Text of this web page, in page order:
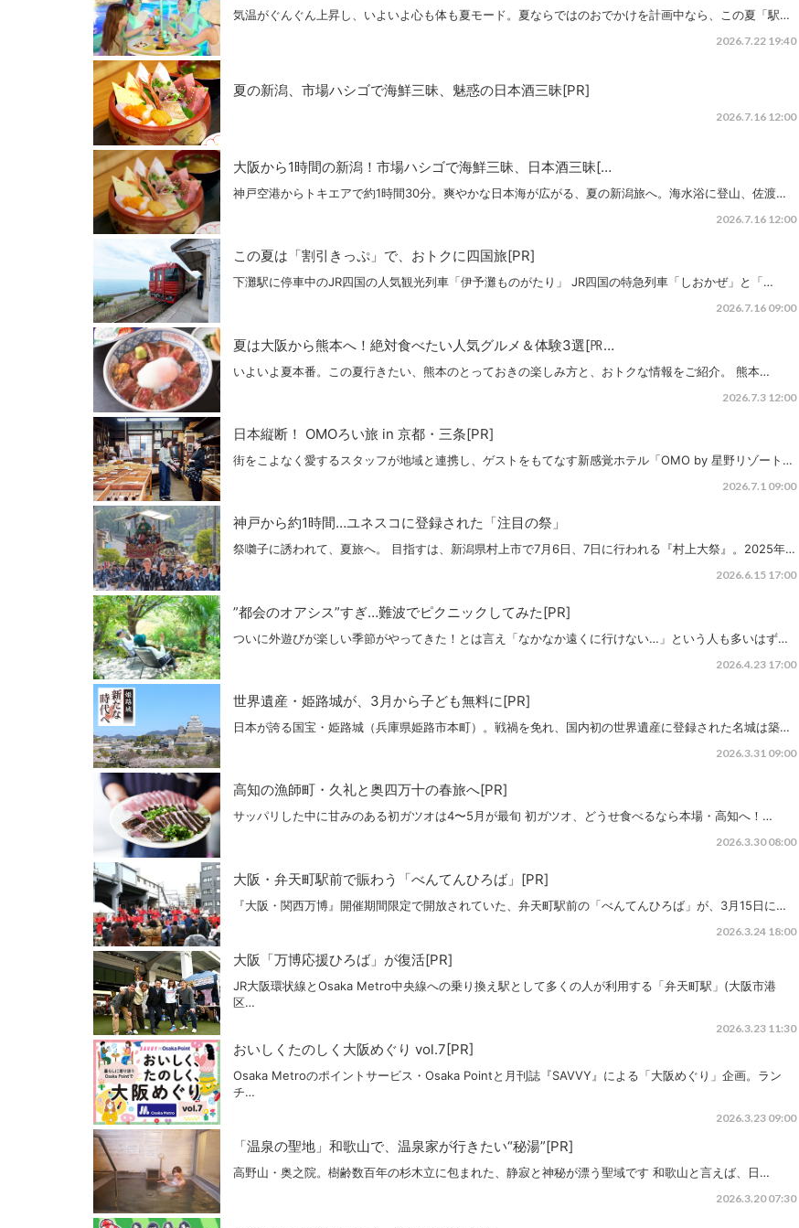
気温がぐんぐん上昇し、いよいよ心も体も夏モード。夏ならではのおでかけを計画中なら、この夏「駅…
2026.7.22 19:40
夏の新潟、市場ハシゴで海鮮三昧、魅惑の日本酒三昧[PR]
2026.7.16 12:00
大阪から1時間の新潟！市場ハシゴで海鮮三昧、日本酒三昧[…
神戸空港からトキエアで約1時間30分。爽やかな日本海が広がる、夏の新潟旅へ。海水浴に登山、佐渡…
2026.7.16 12:00
この夏は「割引きっぷ」で、おトクに四国旅[PR]
下灘駅に停車中のJR四国の人気観光列車「伊予灘ものがたり」 JR四国の特急列車「しおかぜ」と「…
2026.7.16 09:00
夏は大阪から熊本へ！絶対食べたい人気グルメ＆体験3選[㏚…
いよいよ夏本番。この夏行きたい、熊本のとっておきの楽しみ方と、おトクな情報をご紹介。 熊本…
2026.7.3 12:00
日本縦断！ OMOろい旅 in 京都・三条[PR]
街をこよなく愛するスタッフが地域と連携し、ゲストをもてなす新感覚ホテル「OMO by 星野リゾート…
2026.7.1 09:00
神戸から約1時間…ユネスコに登録された「注目の祭」
祭囃子に誘われて、夏旅へ。 目指すは、新潟県村上市で7月6日、7日に行われる『村上大祭』。2025年…
2026.6.15 17:00
”都会のオアシス”すぎ…難波でピクニックしてみた[PR]
ついに外遊びが楽しい季節がやってきた！とは言え「なかなか遠くに行けない…」という人も多いはず…
2026.4.23 17:00
世界遺産・姫路城が、3月から子ども無料に[PR]
日本が誇る国宝・姫路城（兵庫県姫路市本町）。戦禍を免れ、国内初の世界遺産に登録された名城は築…
2026.3.31 09:00
高知の漁師町・久礼と奥四万十の春旅へ[PR]
サッパリした中に甘みのある初ガツオは4〜5月が最旬 初ガツオ、どうせ食べるなら本場・高知へ！…
2026.3.30 08:00
大阪・弁天町駅前で賑わう「べんてんひろば」[PR]
『大阪・関西万博』開催期間限定で開放されていた、弁天町駅前の「べんてんひろば」が、3月15日に…
2026.3.24 18:00
大阪「万博応援ひろば」が復活[PR]
JR大阪環状線とOsaka Metro中央線への乗り換え駅として多くの人が利用する「弁天町駅」(大阪市港
区…
2026.3.23 11:30
おいしくたのしく大阪めぐり vol.7[PR]
Osaka Metroのポイントサービス・Osaka Pointと月刊誌『SAVVY』による「大阪めぐり」企画。ラン
チ…
2026.3.23 09:00
「温泉の聖地」和歌山で、温泉家が行きたい“秘湯”[PR]
高野山・奥之院。樹齢数百年の杉木立に包まれた、静寂と神秘が漂う聖域です 和歌山と言えば、日…
2026.3.20 07:30